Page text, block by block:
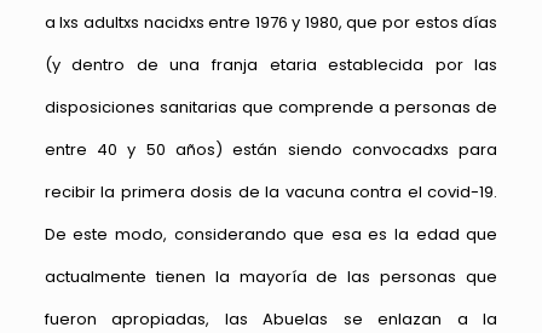
a lxs adultxs nacidxs entre 1976 y 1980, que por estos días
(y dentro de una franja etaria establecida por las
disposiciones sanitarias que comprende a personas de
entre 40 y 50 años) están siendo convocadxs para
recibir la primera dosis de la vacuna contra el covid-19.
De este modo, considerando que esa es la edad que
actualmente tienen la mayoría de las personas que
fueron apropiadas, las Abuelas se enlazan a la